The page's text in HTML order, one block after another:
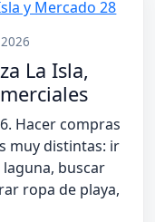
La Isla,
Hacer compras
muy distintas: ir
buscar
ropa de playa,